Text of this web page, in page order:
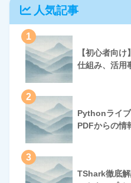
人気記事
1
【初心者向
仕組み、活用
2
Pythonライ
PDFからの情
3
TShark徹底